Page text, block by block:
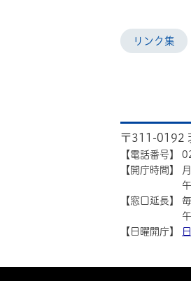
リンク集
〒311-0192
【電話番号】
【開庁時間】
【窓口延長】
【日曜開庁】